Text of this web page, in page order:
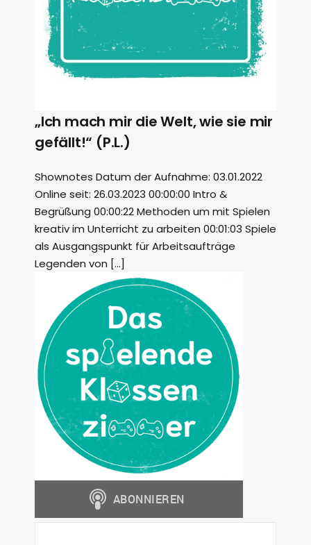
„Ich mach mir die Welt, wie sie mir
gefällt!“ (P.L.)
Shownotes Datum der Aufnahme: 03.01.2022
Online seit: 26.03.2023 00:00:00 Intro &
Begrüßung 00:00:22 Methoden um mit Spielen
kreativ im Unterricht zu arbeiten 00:01:03 Spiele
als Ausgangspunkt für Arbeitsaufträge
Legenden von […]